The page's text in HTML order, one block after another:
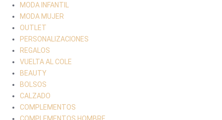
MODA INFANTIL
MODA MUJER
OUTLET
PERSONALIZACIONES
REGALOS
VUELTA AL COLE
BEAUTY
BOLSOS
CALZADO
COMPLEMENTOS
COMPLEMENTOS HOMBRE